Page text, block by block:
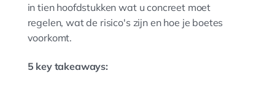
in tien hoofdstukken wat u concreet moet
regelen, wat de risico's zijn en hoe je boetes
voorkomt.
5 key takeaways: